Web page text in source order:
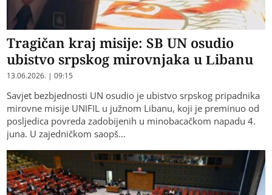
Tragičan kraj misije: SB UN osudio
ubistvo srpskog mirovnjaka u Libanu
13.06.2026. | 09:15
Savjet bezbjednosti UN osudio je ubistvo srpskog pripadnika
mirovne misije UNIFIL u južnom Libanu, koji je preminuo od
posljedica povreda zadobijenih u minobacačkom napadu 4.
juna. U zajedničkom saopš…